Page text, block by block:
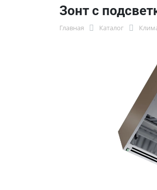
Зонт с
Главная Каталог